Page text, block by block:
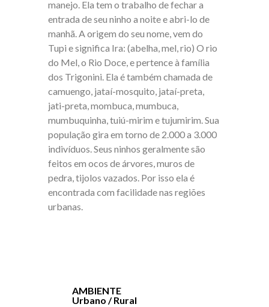
manejo. Ela tem o trabalho de fechar a
entrada de seu ninho a noite e abri-lo de
manhã. A origem do seu nome, vem do
Tupi e significa Ira: (abelha, mel, rio) O rio
do Mel, o Rio Doce, e pertence à família
dos Trigonini. Ela é também chamada de
camuengo, jataí-mosquito, jataí-preta,
jati-preta, mombuca, mumbuca,
mumbuquinha, tuiú-mirim e tujumirim. Sua
população gira em torno de 2.000 a 3.000
indivíduos. Seus ninhos geralmente são
feitos em ocos de árvores, muros de
pedra, tijolos vazados. Por isso ela é
encontrada com facilidade nas regiões
urbanas.
AMBIENTE
Urbano / Rural